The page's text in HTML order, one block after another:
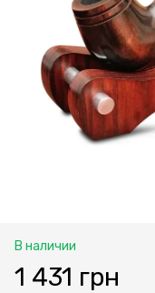
В наличии
1 431 грн